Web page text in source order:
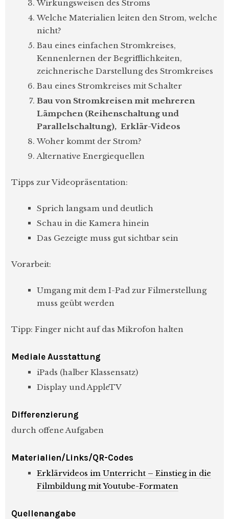
Wirkungsweisen des Stroms
Welche Materialien leiten den Strom, welche
nicht?
Bau eines einfachen Stromkreises,
Kennenlernen der Begrifflichkeiten,
zeichnerische Darstellung des Stromkreises
Bau eines Stromkreises mit Schalter
Bau von Stromkreisen mit mehreren
Lämpchen (Reihenschaltung und
Parallelschaltung), Erklär-Videos
Woher kommt der Strom?
Alternative Energiequellen
Tipps zur Videopräsentation:
Sprich langsam und deutlich
Schau in die Kamera hinein
Das Gezeigte muss gut sichtbar sein
Vorarbeit:
Umgang mit dem I-Pad zur Filmerstellung
muss geübt werden
Tipp: Finger nicht auf das Mikrofon halten
Mediale Ausstattung
iPads (halber Klassensatz)
Display und AppleTV
Differenzierung
durch offene Aufgaben
Materialien/Links/QR-Codes
Erklärvideos im Unterricht – Einstieg in die
Filmbildung mit Youtube-Formaten
Quellenangabe